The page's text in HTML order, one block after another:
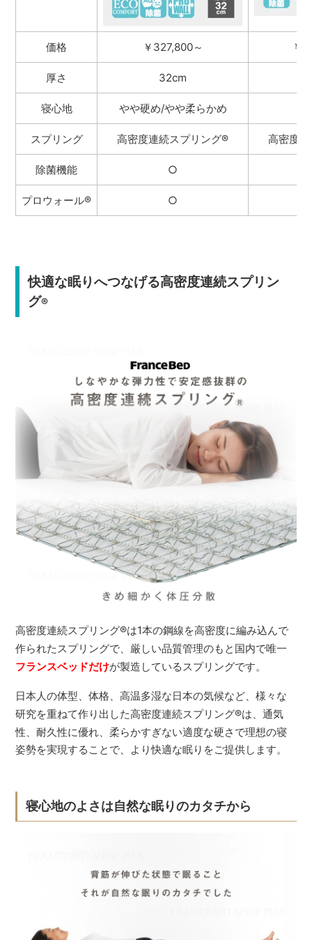
価格 ￥327,800～ ￥
厚さ 32cm
寝心地 やや硬め/やや柔らかめ
スプリング 高密度連続スプリング® 高密度
除菌機能 ○
プロウォール® ○
快適な眠りへつなげる高密度連続スプリン
グ®
高密度連続スプリング®は1本の鋼線を高密度に編み込んで
作られたスプリングで、厳しい品質管理のもと国内で唯一
フランスベッドだけが製造しているスプリングです。
日本人の体型、体格、高温多湿な日本の気候など、様々な
研究を重ねて作り出した高密度連続スプリング®は、通気
性、耐久性に優れ、柔らかすぎない適度な硬さで理想の寝
姿勢を実現することで、より快適な眠りをご提供します。
寝心地のよさは自然な眠りのカタチから